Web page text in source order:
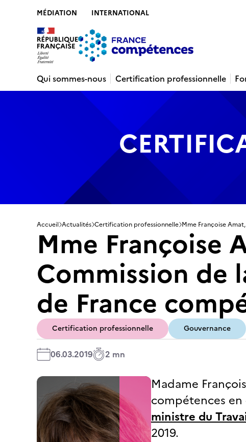
MÉDIATION INTERNATIONAL
Qui sommes-nous
Certification professionnelle
Accueil Actualités Certification professionnelle Mme Françoise
Mme Françoise
Commission de
de France
Certification professionnelle Gouvernance
06.03.2019 2 mn
Madame
compétences
ministre du
2019.